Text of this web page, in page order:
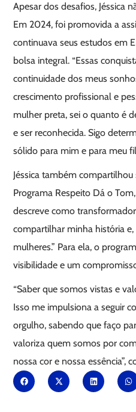
Apesar dos desafios, Jéssica
Em 2024, foi promovida a
continuava seus estudos em
bolsa integral. “Essas
continuidade dos meus
crescimento profissional e
mulher preta, sei o quanto é
e ser reconhecida. Sigo
sólido para mim e para meu
Jéssica também
Programa Respeito Dá o
descreve como
compartilhar minha história
mulheres.” Para ela, o
visibilidade e um
“Saber que somos vistas e
Isso me impulsiona a seguir
orgulho, sabendo que faço
valoriza quem somos por
nossa cor e nossa essência”,